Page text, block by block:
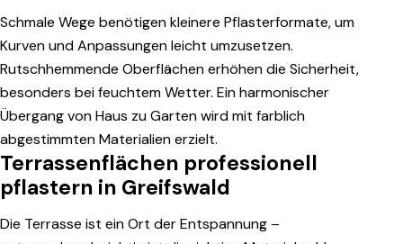
Schmale Wege benötigen kleinere Pflasterformate, um
Kurven und Anpassungen leicht umzusetzen.
Rutschhemmende Oberflächen erhöhen die Sicherheit,
besonders bei feuchtem Wetter. Ein harmonischer
Übergang von Haus zu Garten wird mit farblich
abgestimmten Materialien erzielt.
Terrassenflächen professionell
pflastern in Greifswald
Die Terrasse ist ein Ort der Entspannung –